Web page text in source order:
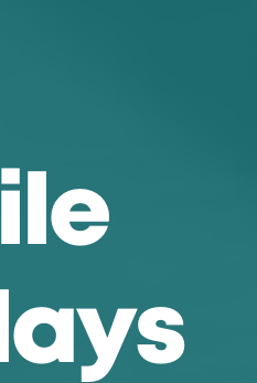
i e
ays